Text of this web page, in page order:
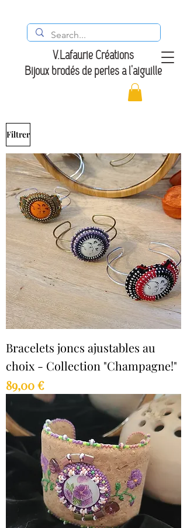
V.Lafaurie Créations
Bijoux brodés de perles à l'aiguille
Filtrer
Bracelets joncs ajustables au
choix - Collection "Champagne!"
Prix
89,00 €